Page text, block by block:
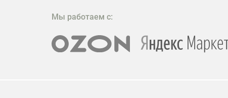
эффективных и бюджетных способов стать
проектора.
Мы работаем с: